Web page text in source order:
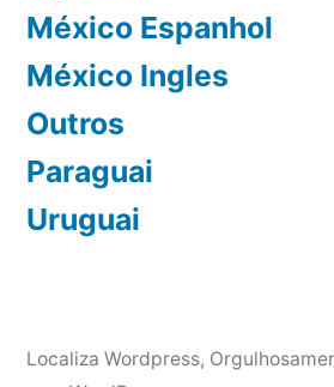
México Espanhol
México Ingles
Outros
Paraguai
Uruguai
Localiza Wordpress,